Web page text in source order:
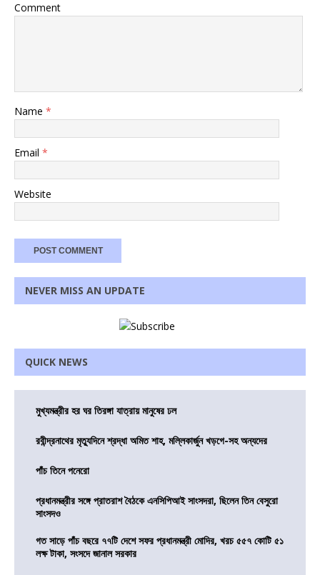
Comment
Name *
Email *
Website
NEVER MISS AN UPDATE
QUICK NEWS
মুখ্যমন্ত্রীর হর ঘর তিরঙ্গা যাত্রায় মানুষের ঢল
রবীন্দ্রনাথের মৃত্যুদিনে শ্রদ্ধা অমিত শাহ, মল্লিকার্জুন খড়গে-সহ অন্যদের
পাঁচ তিনে পনেরো
প্রধানমন্ত্রীর সঙ্গে প্রাতরাশ বৈঠকে এনসিপিআই সাংসদরা, ছিলেন তিন বেসুরো
সাংসদও
গত সাড়ে পাঁচ বছরে ৭৭টি দেশে সফর প্রধানমন্ত্রী মোদির, খরচ ৫৫৭ কোটি ৫১
লক্ষ টাকা, সংসদে জানাল সরকার